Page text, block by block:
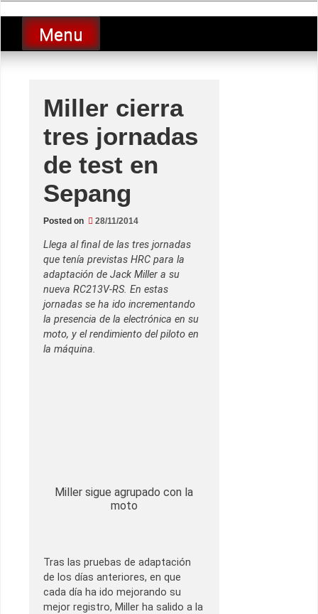
to
contentLucio Lopez GP
luciolopezgp
Menu
Miller cierra
tres jornadas
de test en
Sepang
Posted on 28/11/2014
Llega al final de las tres jornadas
que tenía previstas HRC para la
adaptación de Jack Miller a su
nueva RC213V-RS. En estas
jornadas se ha ido incrementando
la presencia de la electrónica en su
moto, y el rendimiento del piloto en
la máquina.
Miller sigue agrupado con la
moto
Tras las pruebas de adaptación
de los días anteriores, en que
cada día ha ido mejorando su
mejor registro, Miller ha salido a la